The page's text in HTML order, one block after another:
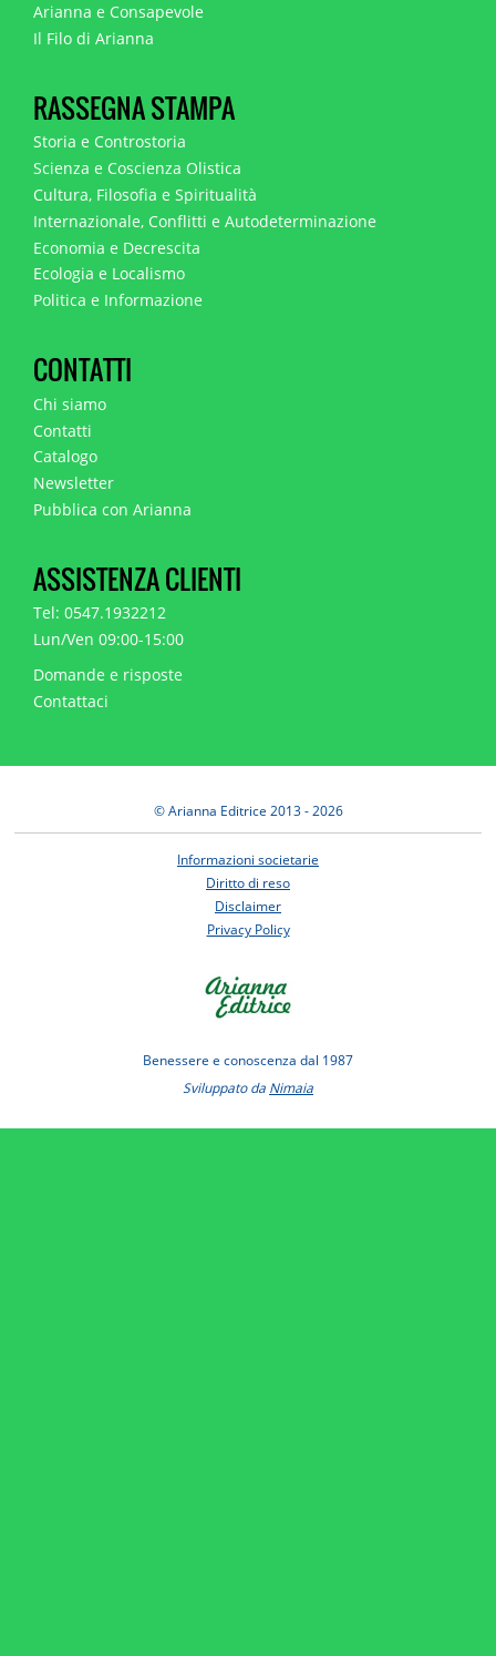
Arianna e Consapevole
Il Filo di Arianna
RASSEGNA STAMPA
Storia e Controstoria
Scienza e Coscienza Olistica
Cultura, Filosofia e Spiritualità
Internazionale, Conflitti e Autodeterminazione
Economia e Decrescita
Ecologia e Localismo
Politica e Informazione
CONTATTI
Chi siamo
Contatti
Catalogo
Newsletter
Pubblica con Arianna
ASSISTENZA CLIENTI
Tel: 0547.1932212
Lun/Ven 09:00-15:00
Domande e risposte
Contattaci
© Arianna Editrice 2013 - 2026
Informazioni societarie
Diritto di reso
Disclaimer
Privacy Policy
Benessere e conoscenza dal 1987
Sviluppato da Nimaia